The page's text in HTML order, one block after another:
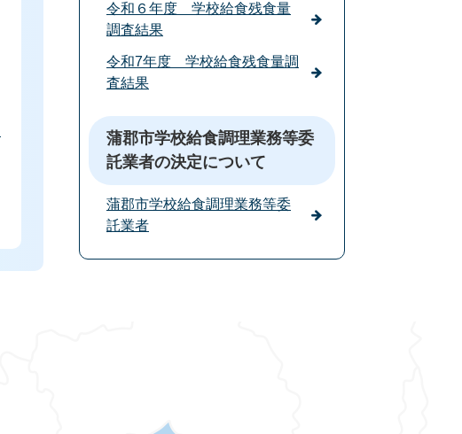
令和６年度 学校給食残食量
調査結果
令和7年度 学校給食残食量調
査結果
蒲郡市学校給食調理業務等委
託業者の決定について
蒲郡市学校給食調理業務等委
託業者